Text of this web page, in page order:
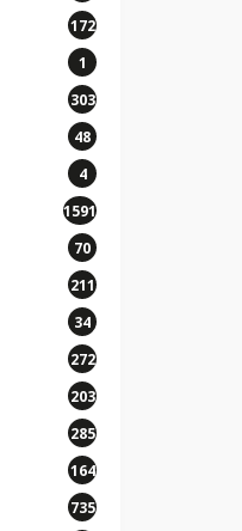
172
1
303
48
4
1591
70
211
34
272
203
285
164
735